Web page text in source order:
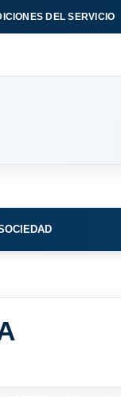
DEL SERVICIO